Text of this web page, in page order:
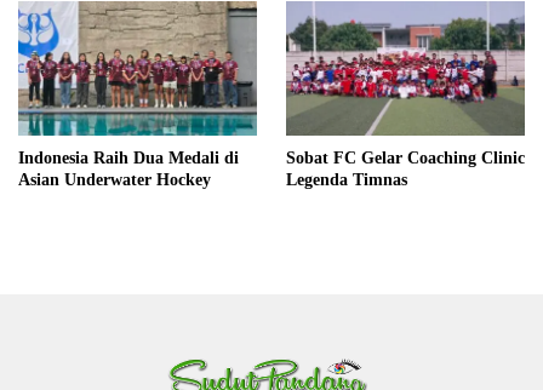
Indonesia Raih Dua Medali di
Asian Underwater Hockey
Sobat FC Gelar Coaching Clinic
Legenda Timnas